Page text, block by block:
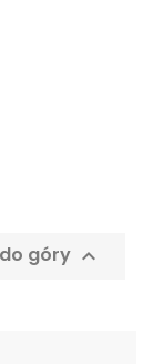
góry 